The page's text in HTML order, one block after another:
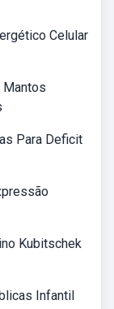
Celular
Mantos
Para Deficit
Kubitschek
Infantil